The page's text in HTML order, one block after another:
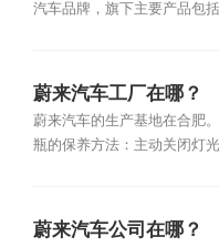
汽车品牌，旗下主要产品包
蔚来汽车工厂在哪？
蔚来汽车的生产基地在合肥
瓶的保养方法：主动关闭灯
蔚来汽车公司在哪？